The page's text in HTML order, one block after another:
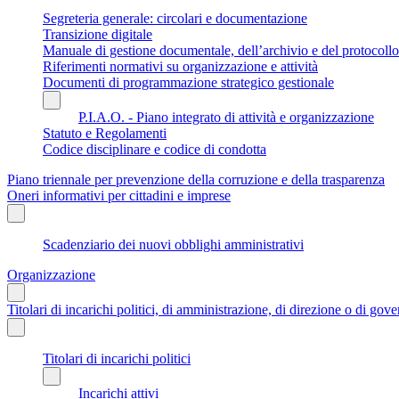
Segreteria generale: circolari e documentazione
Transizione digitale
Manuale di gestione documentale, dell’archivio e del protocollo
Riferimenti normativi su organizzazione e attività
Documenti di programmazione strategico gestionale
P.I.A.O. - Piano integrato di attività e organizzazione
Statuto e Regolamenti
Codice disciplinare e codice di condotta
Piano triennale per prevenzione della corruzione e della trasparenza
Oneri informativi per cittadini e imprese
Scadenziario dei nuovi obblighi amministrativi
Organizzazione
Titolari di incarichi politici, di amministrazione, di direzione o di
Titolari di incarichi politici
Incarichi attivi